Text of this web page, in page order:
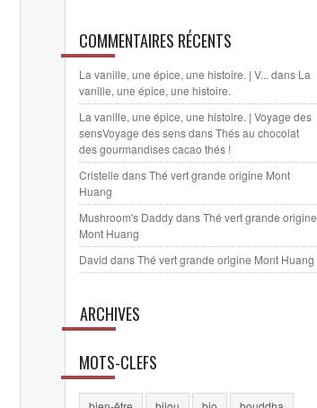
COMMENTAIRES RÉCENTS
La vanille, une épice, une histoire. | V... dans La
vanille, une épice, une histoire.
La vanille, une épice, une histoire. | Voyage des
sensVoyage des sensdansThés au chocolat
des gourmandises cacao thés !
Cristelle dansThé vert grande origine Mont
Huang
Mushroom's DaddydansThé vert grande origine
Mont Huang
David dansThé vert grande origine Mont Huang
ARCHIVES
MOTS-CLEFS